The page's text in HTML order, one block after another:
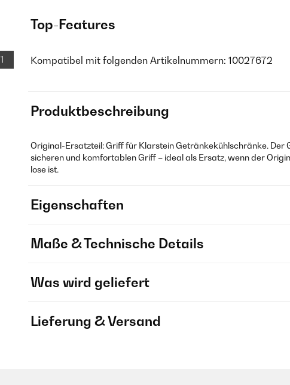
Top-Features
Kompatibel mit folgenden Artikelnummern: 10027672
Produktbeschreibung
Original-Ersatzteil: Griff für Klarstein Getränkekühlschränke. Der
sicheren und komfortablen Griff – ideal als Ersatz, wenn der
lose ist.
Eigenschaften
Maße & Technische Details
Was wird geliefert
Lieferung & Versand